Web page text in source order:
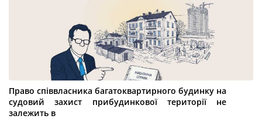
Право співвласника багатоквартирного будинку на
судовий захист прибудинкової території не
залежить в